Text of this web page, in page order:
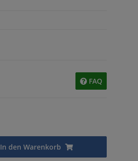
FAQ
In den Warenkorb